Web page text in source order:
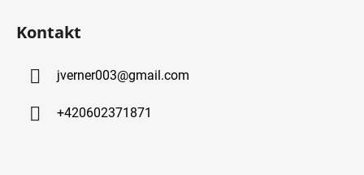
Kontakt
jverner003@gmail.com
+420602371871